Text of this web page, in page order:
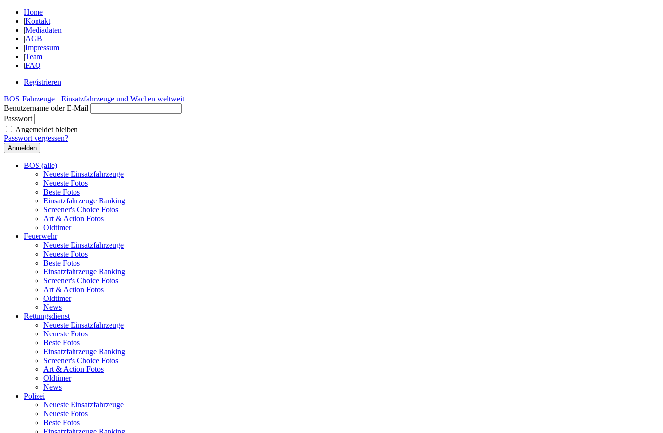
Home
|Kontakt
|Mediadaten
|AGB
|Impressum
|Team
|FAQ
Registrieren
BOS-Fahrzeuge - Einsatzfahrzeuge und Wachen weltweit
Benutzername oder E-Mail
Passwort
Angemeldet bleiben
Passwort vergessen?
BOS (alle)
Neueste Einsatzfahrzeuge
Neueste Fotos
Beste Fotos
Einsatzfahrzeuge Ranking
Screener's Choice Fotos
Art & Action Fotos
Oldtimer
Feuerwehr
Neueste Einsatzfahrzeuge
Neueste Fotos
Beste Fotos
Einsatzfahrzeuge Ranking
Screener's Choice Fotos
Art & Action Fotos
Oldtimer
News
Rettungsdienst
Neueste Einsatzfahrzeuge
Neueste Fotos
Beste Fotos
Einsatzfahrzeuge Ranking
Screener's Choice Fotos
Art & Action Fotos
Oldtimer
News
Polizei
Neueste Einsatzfahrzeuge
Neueste Fotos
Beste Fotos
Einsatzfahrzeuge Ranking